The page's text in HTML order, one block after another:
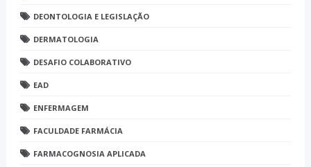
DEONTOLOGIA E LEGISLAÇÃO
DERMATOLOGIA
DESAFIO COLABORATIVO
EAD
ENFERMAGEM
FACULDADE FARMÁCIA
FARMACOGNOSIA APLICADA